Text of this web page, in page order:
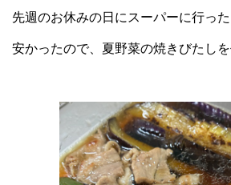
先週のお休みの日にスーパーに行っ
安かったので、夏野菜の焼きびたしを